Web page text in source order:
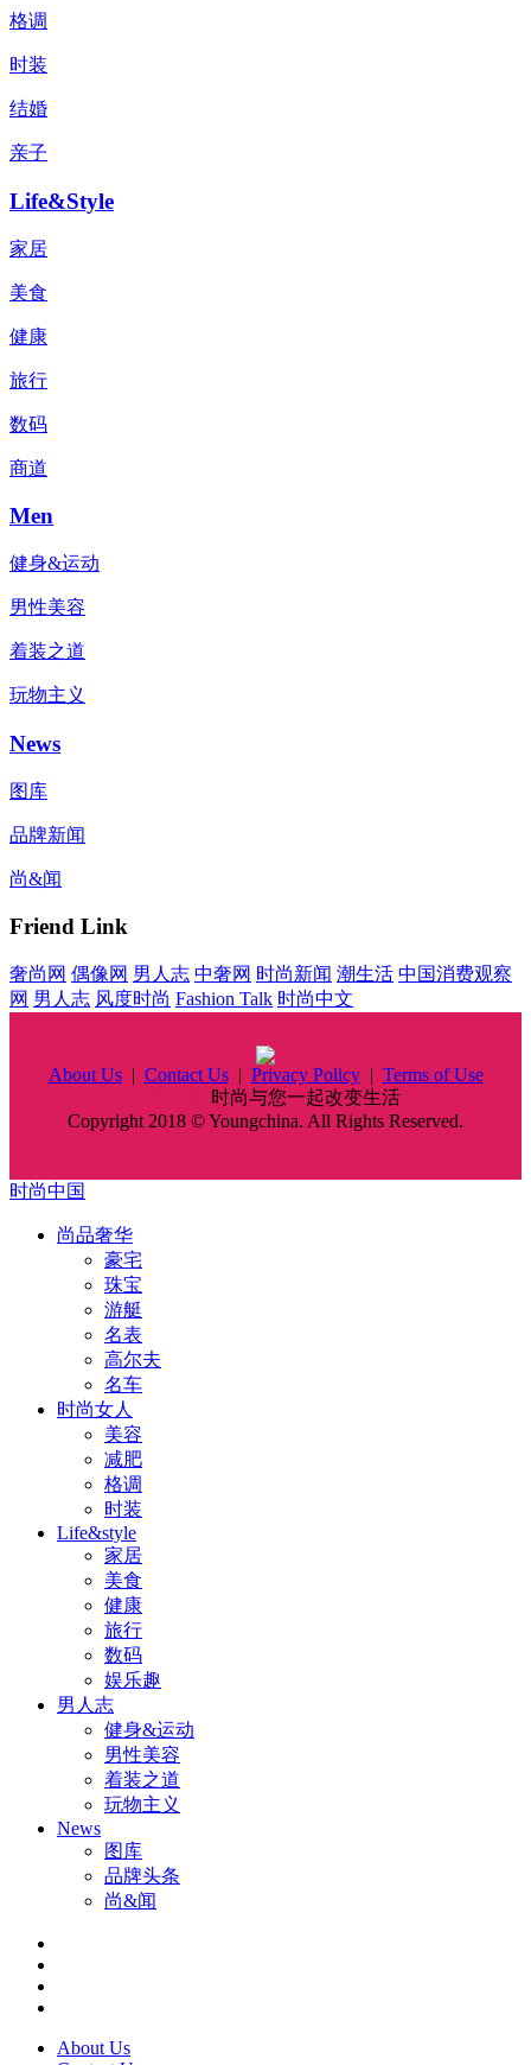
格调
时装
结婚
亲子
Life&Style
家居
美食
健康
旅行
数码
商道
Men
健身&运动
男性美容
着装之道
玩物主义
News
图库
品牌新闻
尚&闻
Friend Link
奢尚网 偶像网 男人志 中奢网 时尚新闻 潮生活 中国消费观察
网 男人志 风度时尚 Fashion Talk 时尚中文
About Us| Contact Us| Privacy Policy| Terms of Use
时尚与您一起改变生活
Copyright 2018 © Youngchina. All Rights Reserved.
时尚中国
尚品奢华
豪宅
珠宝
游艇
名表
高尔夫
名车
时尚女人
美容
减肥
格调
时装
Life&style
家居
美食
健康
旅行
数码
娱乐趣
男人志
健身&运动
男性美容
着装之道
玩物主义
News
图库
品牌头条
尚&闻
About Us